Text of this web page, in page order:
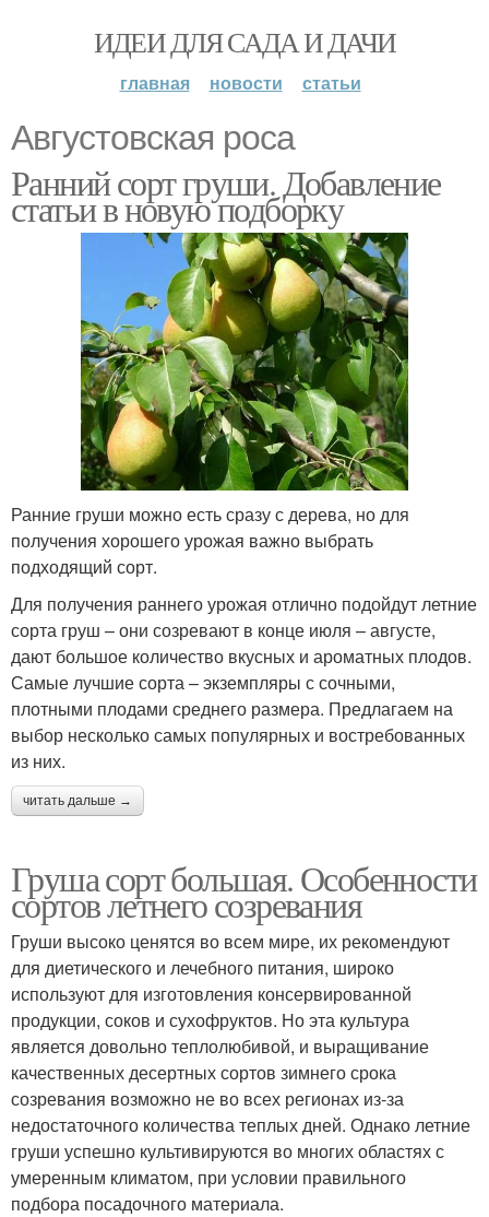
ИДЕИ ДЛЯ САДА И ДАЧИ
главная новости статьи
Августовская роса
Ранний сорт груши. Добавление
статьи в новую подборку
Ранние груши можно есть сразу с дерева, но для
получения хорошего урожая важно выбрать
подходящий сорт.
Для получения раннего урожая отлично подойдут летние
сорта груш – они созревают в конце июля – августе,
дают большое количество вкусных и ароматных плодов.
Самые лучшие сорта – экземпляры с сочными,
плотными плодами среднего размера. Предлагаем на
выбор несколько самых популярных и востребованных
из них.
читать дальше →
Груша сорт большая. Особенности
сортов летнего созревания
Груши высоко ценятся во всем мире, их рекомендуют
для диетического и лечебного питания, широко
используют для изготовления консервированной
продукции, соков и сухофруктов. Но эта культура
является довольно теплолюбивой, и выращивание
качественных десертных сортов зимнего срока
созревания возможно не во всех регионах из-за
недостаточного количества теплых дней. Однако летние
груши успешно культивируются во многих областях с
умеренным климатом, при условии правильного
подбора посадочного материала.